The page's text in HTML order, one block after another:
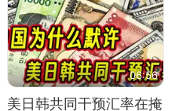
06:56
美日韩共同干预汇率在掩